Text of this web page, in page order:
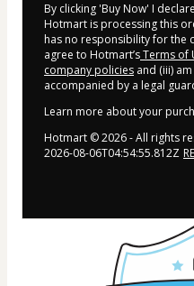
By clicking 'Buy Now' I
Hotmart is processing this
has no responsibility for the
agree to Hotmart’sTerms of
company policies and (iii)
accompanied by a legal
Learn more about your
Hotmart ©2026- All rights
2026-08-06T04:54:55.812Z